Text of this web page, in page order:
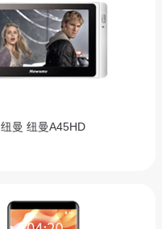
纽曼 纽曼A45HD